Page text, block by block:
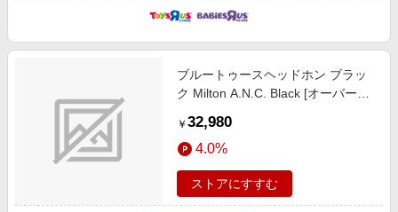
ブルートゥースヘッドホン ブラッ
ク Milton A.N.C. Black [オーバーヘ
/Bluetooth対応]
￥ 32,980
4.0%
ストアにすすむ